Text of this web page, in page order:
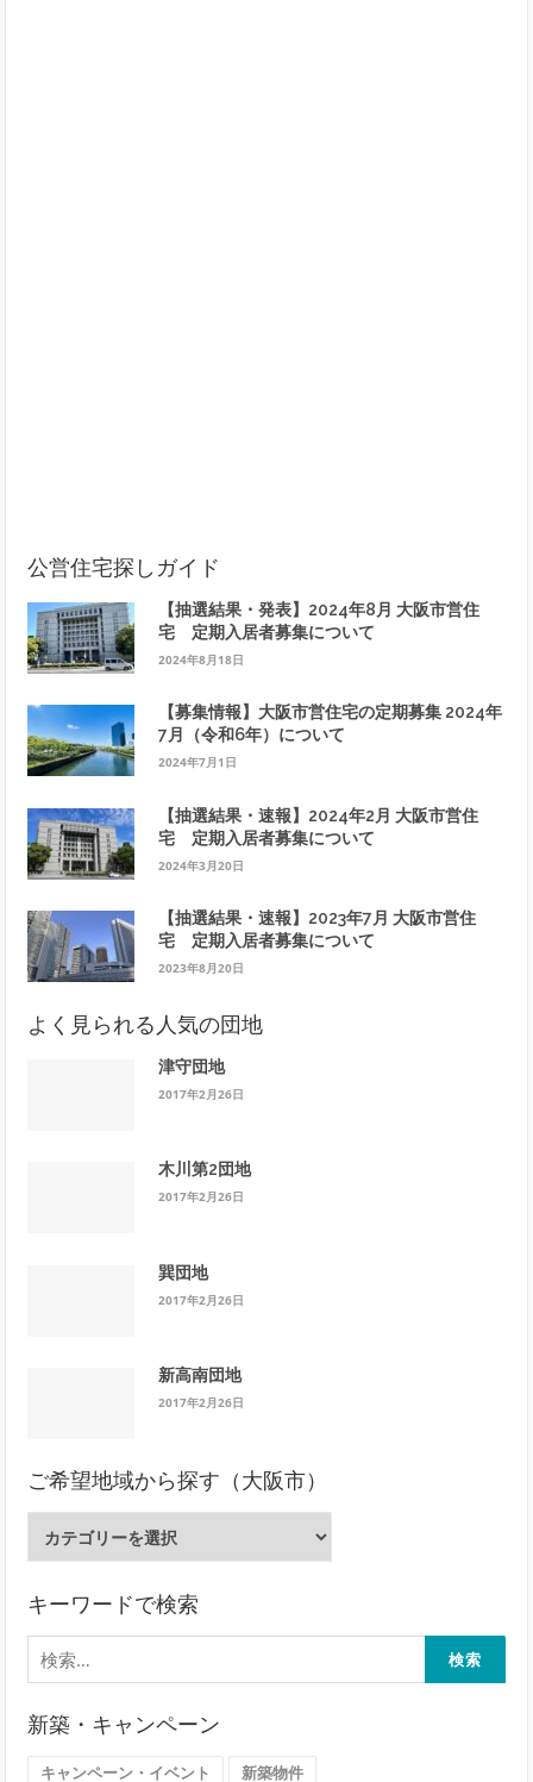
公営住宅探しガイド
【抽選結果・発表】2024年8月 大阪市営住
宅 定期入居者募集について
2024年8月18日
【募集情報】大阪市営住宅の定期募集 2024年
7月（令和6年）について
2024年7月1日
【抽選結果・速報】2024年2月 大阪市営住
宅 定期入居者募集について
2024年3月20日
【抽選結果・速報】2023年7月 大阪市営住
宅 定期入居者募集について
2023年8月20日
よく見られる人気の団地
津守団地
2017年2月26日
木川第2団地
2017年2月26日
巽団地
2017年2月26日
新高南団地
2017年2月26日
ご希望地域から探す（大阪市）
地
か
ら
す
キーワードで検索
検
索:
新築・キャンペーン
キャンペーン・イベント 新築物件